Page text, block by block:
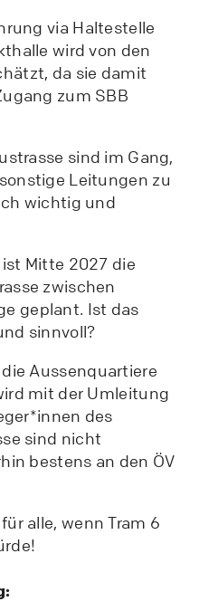
via Haltestelle
wird von den
da sie damit
zum SBB
sind im Gang,
Leitungen zu
wichtig und
Mitte 2027 die
zwischen
geplant. Ist das
sinnvoll?
Aussenquartiere
mit der Umleitung
des
sind nicht
bestens an den ÖV
alle, wenn Tram 6